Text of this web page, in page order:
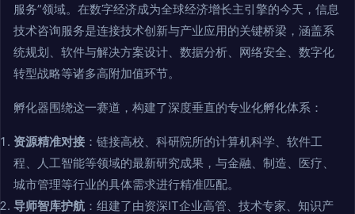
服务”领域。在数字经济成为全球经济增长主引擎的今天，信息
技术咨询服务是连接技术创新与产业应用的关键桥梁，涵盖系
统规划、软件与解决方案设计、数据分析、网络安全、数字化
转型战略等诸多高附加值环节。
孵化器围绕这一赛道，构建了深度垂直的专业化孵化体系：
资源精准对接 ：链接高校、科研院所的计算机科学、软件工
程、人工智能等领域的最新研究成果，与金融、制造、医疗、
城市管理等行业的具体需求进行精准匹配。
导师智库护航 ：组建了由资深IT企业高管、技术专家、知识产